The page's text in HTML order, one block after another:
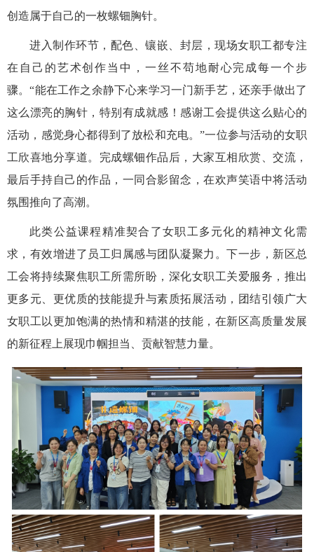
创造属于自己的一枚螺钿胸针。
进入制作环节，配色、镶嵌、封层，现场女职工都专注
在自己的艺术创作当中，一丝不苟地耐心完成每一个步
骤。“能在工作之余静下心来学习一门新手艺，还亲手做出了
这么漂亮的胸针，特别有成就感！感谢工会提供这么贴心的
活动，感觉身心都得到了放松和充电。”一位参与活动的女职
工欣喜地分享道。完成螺钿作品后，大家互相欣赏、交流，
最后手持自己的作品，一同合影留念，在欢声笑语中将活动
氛围推向了高潮。
此类公益课程精准契合了女职工多元化的精神文化需
求，有效增进了员工归属感与团队凝聚力。下一步，新区总
工会将持续聚焦职工所需所盼，深化女职工关爱服务，推出
更多元、更优质的技能提升与素质拓展活动，团结引领广大
女职工以更加饱满的热情和精湛的技能，在新区高质量发展
的新征程上展现巾帼担当、贡献智慧力量。